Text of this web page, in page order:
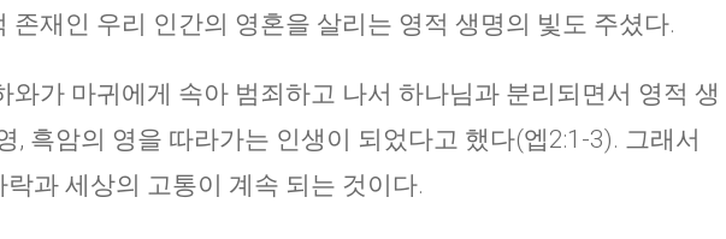
재인 우리 인간의 영혼을 살리는 영적 생명의 빛도 주셨다.
와가 마귀에게 속아 범죄하고 나서 하나님과 분리되면서 영적 생
, 흑암의 영을 따라가는 인생이 되었다고 했다(엡2:1-3). 그래서
과 세상의 고통이 계속 되는 것이다.